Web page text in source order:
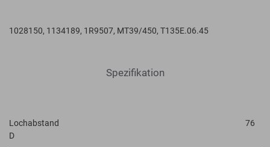
1028150, 1134189, 1R9507, MT39/450, T135E.06.45
Spezifikation
Lochabstand
D
76